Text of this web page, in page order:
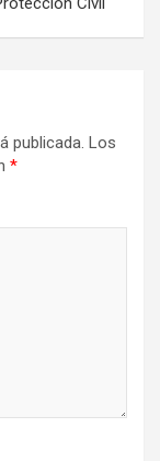
publicada. Los
*